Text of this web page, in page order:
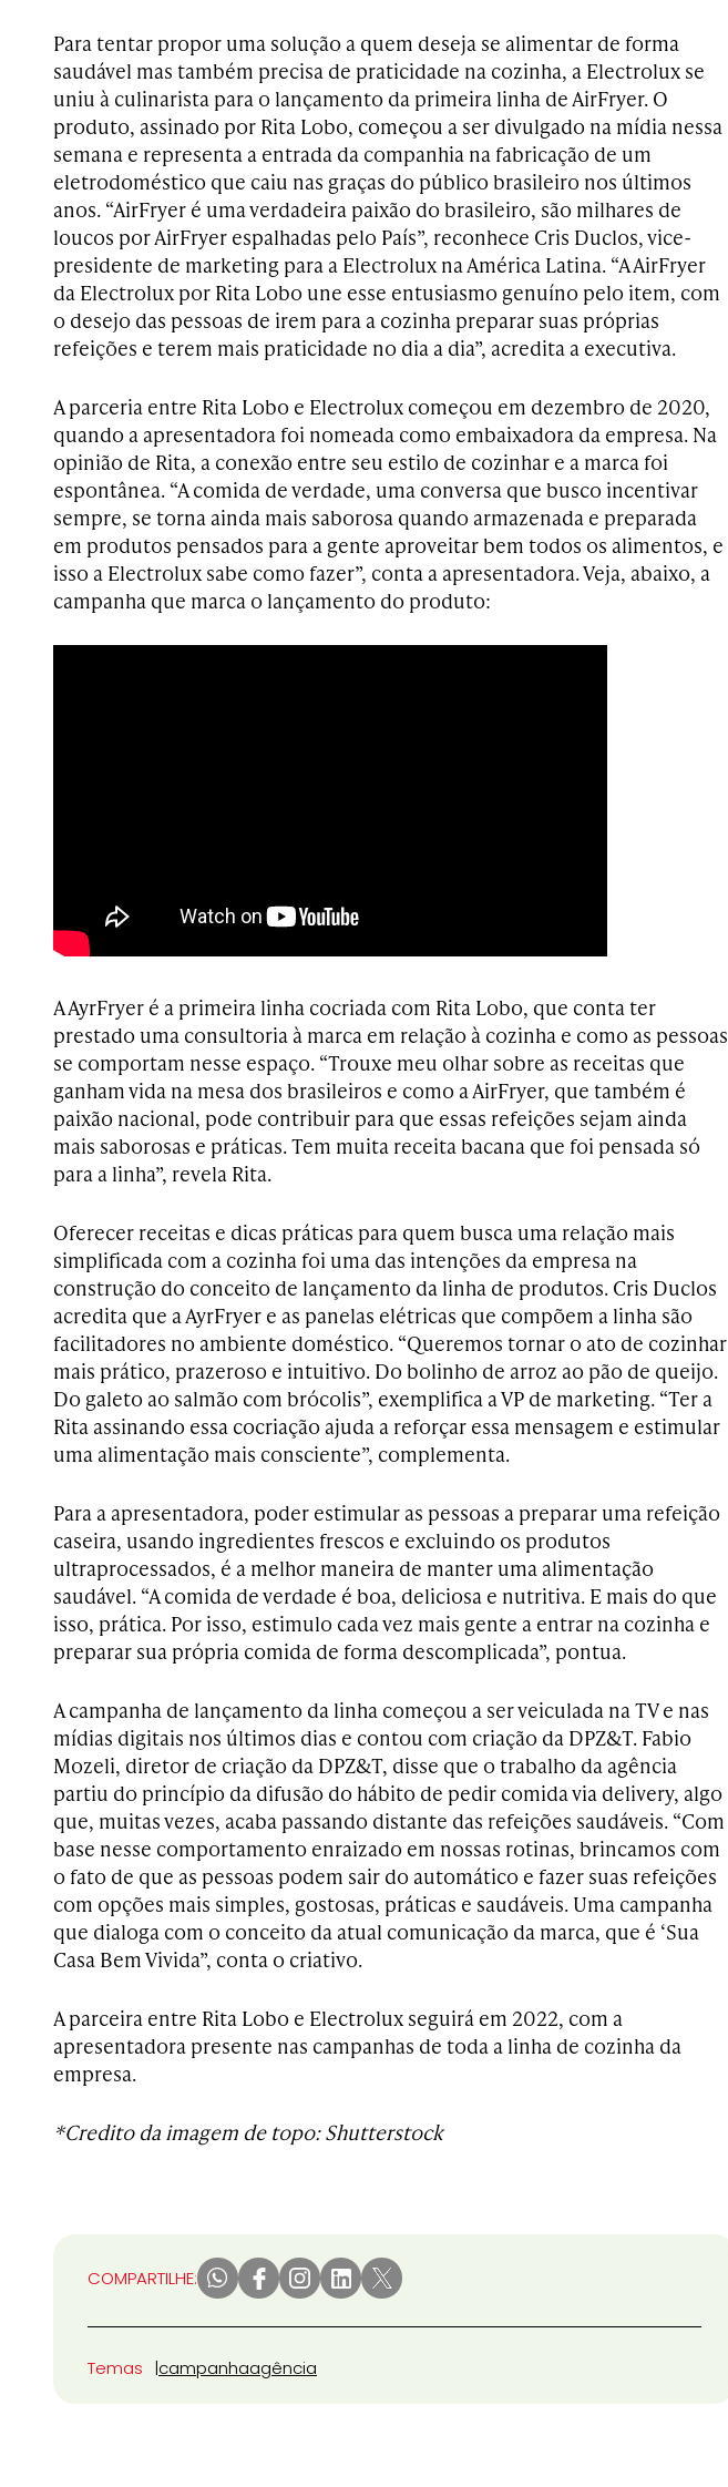
Para tentar propor uma solução a quem deseja se alimentar de forma
saudável mas também precisa de praticidade na cozinha, a Electrolux se
uniu à culinarista para o lançamento da primeira linha de AirFryer. O
produto, assinado por Rita Lobo, começou a ser divulgado na mídia nessa
semana e representa a entrada da companhia na fabricação de um
eletrodoméstico que caiu nas graças do público brasileiro nos últimos
anos. “AirFryer é uma verdadeira paixão do brasileiro, são milhares de
loucos por AirFryer espalhadas pelo País”, reconhece Cris Duclos, vice-
presidente de marketing para a Electrolux na América Latina. “A AirFryer
da Electrolux por Rita Lobo une esse entusiasmo genuíno pelo item, com
o desejo das pessoas de irem para a cozinha preparar suas próprias
refeições e terem mais praticidade no dia a dia”, acredita a executiva.
A parceria entre Rita Lobo e Electrolux começou em dezembro de 2020,
quando a apresentadora foi nomeada como embaixadora da empresa. Na
opinião de Rita, a conexão entre seu estilo de cozinhar e a marca foi
espontânea. “A comida de verdade, uma conversa que busco incentivar
sempre, se torna ainda mais saborosa quando armazenada e preparada
em produtos pensados para a gente aproveitar bem todos os alimentos, e
isso a Electrolux sabe como fazer”, conta a apresentadora. Veja, abaixo, a
campanha que marca o lançamento do produto:
A AyrFryer é a primeira linha cocriada com Rita Lobo, que conta ter
prestado uma consultoria à marca em relação à cozinha e como as pessoas
se comportam nesse espaço. “Trouxe meu olhar sobre as receitas que
ganham vida na mesa dos brasileiros e como a AirFryer, que também é
paixão nacional, pode contribuir para que essas refeições sejam ainda
mais saborosas e práticas. Tem muita receita bacana que foi pensada só
para a linha”, revela Rita.
Oferecer receitas e dicas práticas para quem busca uma relação mais
simplificada com a cozinha foi uma das intenções da empresa na
construção do conceito de lançamento da linha de produtos. Cris Duclos
acredita que a AyrFryer e as panelas elétricas que compõem a linha são
facilitadores no ambiente doméstico. “Queremos tornar o ato de cozinhar
mais prático, prazeroso e intuitivo. Do bolinho de arroz ao pão de queijo.
Do galeto ao salmão com brócolis”, exemplifica a VP de marketing. “Ter a
Rita assinando essa cocriação ajuda a reforçar essa mensagem e estimular
uma alimentação mais consciente”, complementa.
Para a apresentadora, poder estimular as pessoas a preparar uma refeição
caseira, usando ingredientes frescos e excluindo os produtos
ultraprocessados, é a melhor maneira de manter uma alimentação
saudável. “A comida de verdade é boa, deliciosa e nutritiva. E mais do que
isso, prática. Por isso, estimulo cada vez mais gente a entrar na cozinha e
preparar sua própria comida de forma descomplicada”, pontua.
A campanha de lançamento da linha começou a ser veiculada na TV e nas
mídias digitais nos últimos dias e contou com criação da DPZ&T. Fabio
Mozeli, diretor de criação da DPZ&T, disse que o trabalho da agência
partiu do princípio da difusão do hábito de pedir comida via delivery, algo
que, muitas vezes, acaba passando distante das refeições saudáveis. “Com
base nesse comportamento enraizado em nossas rotinas, brincamos com
o fato de que as pessoas podem sair do automático e fazer suas refeições
com opções mais simples, gostosas, práticas e saudáveis. Uma campanha
que dialoga com o conceito da atual comunicação da marca, que é ‘Sua
Casa Bem Vivida”, conta o criativo.
A parceira entre Rita Lobo e Electrolux seguirá em 2022, com a
apresentadora presente nas campanhas de toda a linha de cozinha da
empresa.
*Credito da imagem de topo: Shutterstock
COMPARTILHE:
Temas campanhaagência